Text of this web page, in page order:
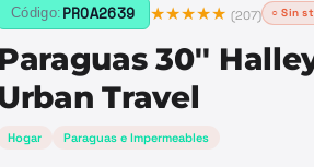
Código: PROA2639 ★★★★★ (207) ○ Sin
Paraguas 30''
Travel
Hogar Paraguas e Impermeables